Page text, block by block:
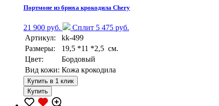
Портмоне из брюха крокодила Chery
21 900 руб.
Сплит 5 475 руб.
Артикул:
kk-499
Размеры:
19,5 *11 *2,5 см.
Цвет:
Бордовый
Вид кожи: Кожа крокодила
Купить в 1 клик
Купить